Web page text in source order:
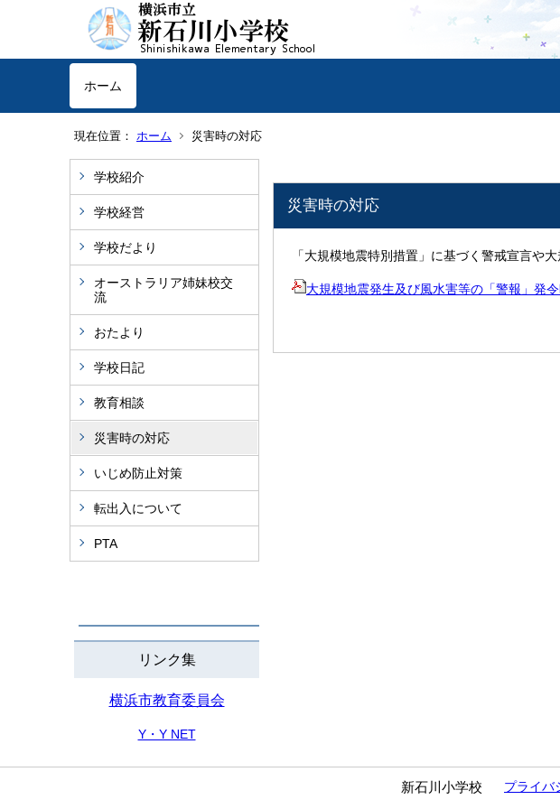
ホーム
現在位置： ホーム 災害時の対応
学校紹介
学校経営
学校だより
オーストラリア姉妹校交
流
おたより
学校日記
教育相談
災害時の対応
いじめ防止対策
転出入について
PTA
リンク集
横浜市教育委員会
Y・Y NET
災害時の対応
「大規模地震特別措置」に基づく警戒宣言や
大規模地震発生及び風水害等の「警報」発
新石川小学校 プライバ